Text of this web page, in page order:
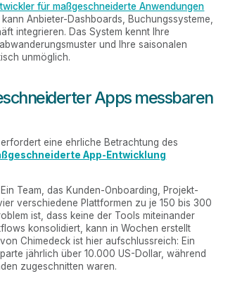
für maßgeschneiderte Anwendungen
Anbieter-Dashboards, Buchungssysteme,
integrieren. Das System kennt Ihre
und Ihre saisonalen
unmöglich.
Apps messbaren
eine ehrliche Betrachtung des
App-Entwicklung
Ein Team, das Kunden-Onboarding, Projekt-
verschiedene Plattformen zu je 150 bis 300
ist, dass keine der Tools miteinander
konsolidiert, kann in Wochen erstellt
Chimedeck ist hier aufschlussreich: Ein
jährlich über 10.000 US-Dollar, während
zugeschnitten waren.